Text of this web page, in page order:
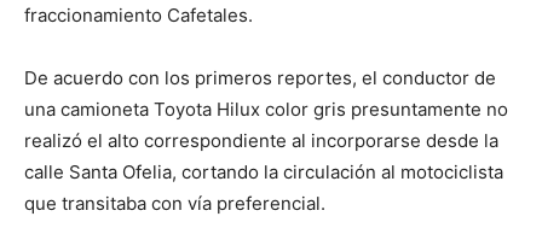
fraccionamiento Cafetales.
De acuerdo con los primeros reportes, el conductor de
una camioneta Toyota Hilux color gris presuntamente no
realizó el alto correspondiente al incorporarse desde la
calle Santa Ofelia, cortando la circulación al motociclista
que transitaba con vía preferencial.